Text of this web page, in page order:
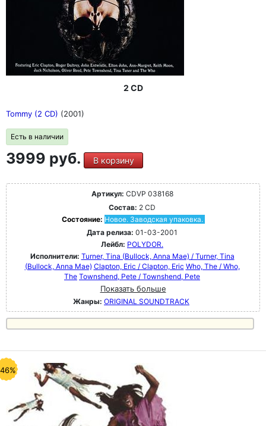
2 CD
Tommy (2 CD) (2001)
Есть в наличии
3999 руб. В корзину
Артикул: CDVP 038168
Состав: 2 CD
Состояние: Новое. Заводская упаковка.
Дата релиза: 01-03-2001
Лейбл: POLYDOR.
Исполнители: Turner, Tina (Bullock, Anna Mae) / Turner, Tina
(Bullock, Anna Mae) Clapton, Eric / Clapton, Eric Who, The / Who,
The Townshend, Pete / Townshend, Pete
Показать больше
Жанры: ORIGINAL SOUNDTRACK